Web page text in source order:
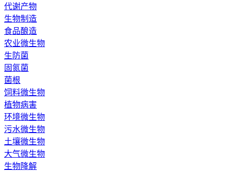
代谢产物
生物制造
食品酿造
农业微生物
生防菌
固氮菌
菌根
饲料微生物
植物病害
环境微生物
污水微生物
土壤微生物
大气微生物
生物降解